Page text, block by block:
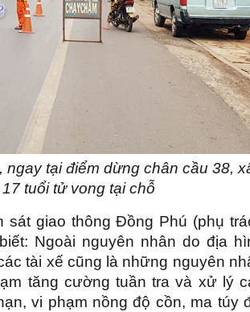
tại điểm dừng chân cầu 38,
tuổi tử vong tại chỗ
sát giao thông Đồng Phú (phụ
Ngoài nguyên nhân do địa
tài xế cũng là những nguyên
tăng cường tuần tra và xử lý
vi phạm nồng độ cồn, ma túy